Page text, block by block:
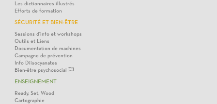
Les dictionnaires illustrés
Efforts de formation
SÉCURITÉ ET BIEN-ÊTRE
Sessions d'info et workshops
Outils et Liens
Documentation de machines
Campagne de prévention
Info Diisocyanates
Bien-être psychosocial
ENSEIGNEMENT
Ready, Set, Wood
Cartographie